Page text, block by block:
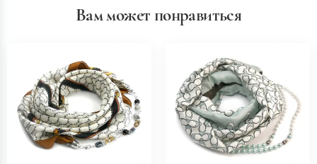
Вам может понравиться